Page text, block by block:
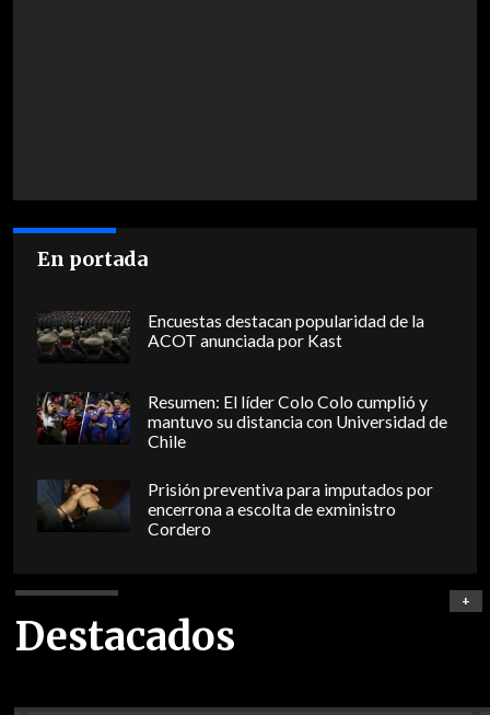
En portada
Encuestas destacan popularidad de la
ACOT anunciada por Kast
Resumen: El líder Colo Colo cumplió y
mantuvo su distancia con Universidad de
Chile
Prisión preventiva para imputados por
encerrona a escolta de exministro
Cordero
Destacados
+